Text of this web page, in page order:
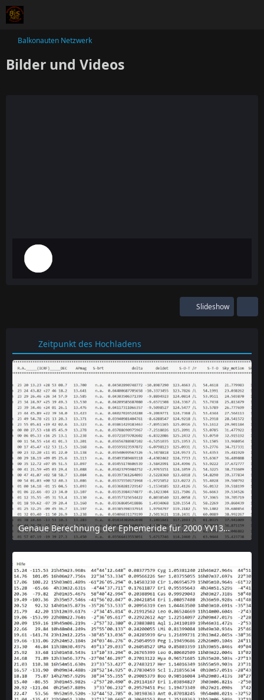
Balkonauten Netzwerk
Bilder und Videos
Slideshow
Zeitpunkt des Hochladens
Genaue Berechnung der Ephemeride für 2000 YV137 mit dem online-tool "Horizon" des JPL
6. August 2026 um 15:38